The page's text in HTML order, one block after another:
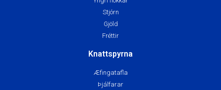
Stjórn
Gjöld
Fréttir
Knattspyrna
Æfingatafla
Þjálfarar